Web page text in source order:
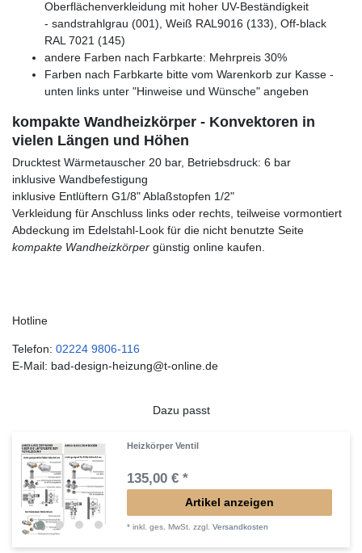
Oberflächenverkleidung mit hoher UV-Beständigkeit
- sandstrahlgrau (001), Weiß RAL9016 (133), Off-black
RAL 7021 (145)
andere Farben nach Farbkarte: Mehrpreis 30%
Farben nach Farbkarte bitte vom Warenkorb zur Kasse -
unten links unter "Hinweise und Wünsche" angeben
kompakte Wandheizkörper - Konvektoren in
vielen Längen und Höhen
Drucktest Wärmetauscher 20 bar, Betriebsdruck: 6 bar
inklusive Wandbefestigung
inklusive Entlüftern G1/8" Ablaßstopfen 1/2"
Verkleidung für Anschluss links oder rechts, teilweise vormontiert
Abdeckung im Edelstahl-Look für die nicht benutzte Seite
kompakte Wandheizkörper günstig online kaufen.
Hotline
Telefon: 02224 9806-116
E-Mail: bad-design-heizung@t-online.de
Dazu passt
Heizkörper Ventil
135,00 € *
Artikel anzeigen
*inkl. ges. MwSt. zzgl.Versandkosten